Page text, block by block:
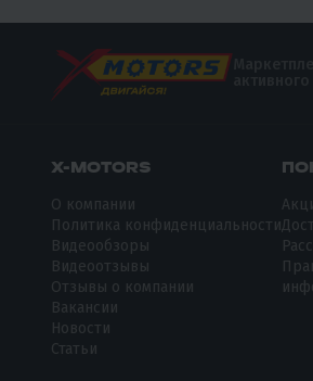
X-MOTORS
О компании
Политика конфиденциальности
Видеообзоры
Видеоотзывы
Отзывы о компании
Вакансии
Новости
Статьи